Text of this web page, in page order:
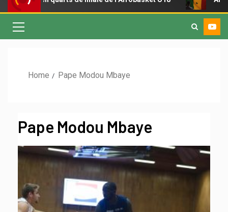
Home Pape Modou Mbaye
Pape Modou Mbaye